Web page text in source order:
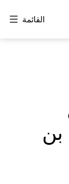
القائمة
بن